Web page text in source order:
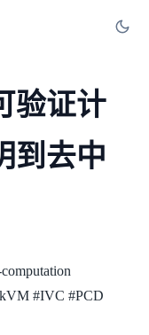
验证计
到去中
#IVC #PCD